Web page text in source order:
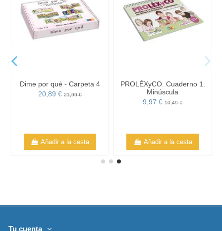
Dime por qué - Carpeta 4
20,89 € 21,99 €
Añadir a la cesta
PROLÉXyCO. Cuaderno 1.
Minúscula
9,97 €10,49 €
Añadir a la cesta
Tu cuenta